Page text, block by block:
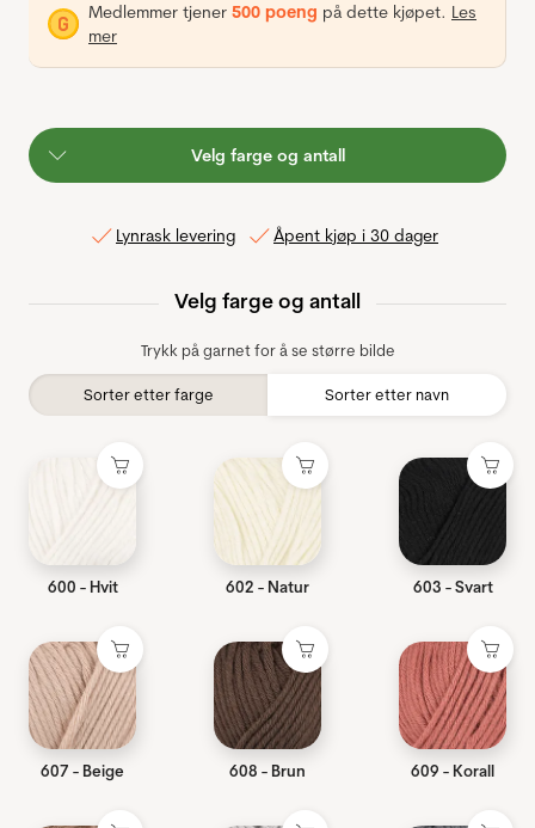
Medlemmer tjener 500 poeng på dette kjøpet. Les
mer
Velg farge og antall
Lynrask levering Åpent kjøp i 30 dager
Velg farge og antall
Trykk på garnet for å se større bilde
Sorter etter farge Sorter etter navn
600 - Hvit 602 - Natur 603 - Svart
607 - Beige 608 - Brun 609 - Korall